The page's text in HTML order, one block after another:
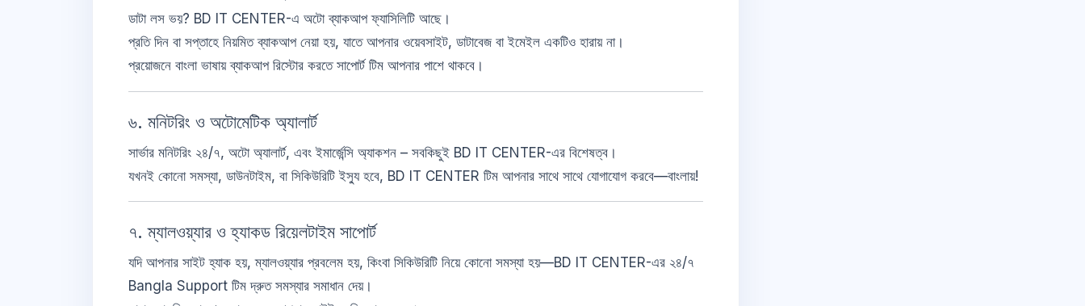
ডাটা লস ভয়? BD IT CENTER-এ অটো ব্যাকআপ ফ্যাসিলিটি আছে।
প্রতি দিন বা সপ্তাহে নিয়মিত ব্যাকআপ নেয়া হয়, যাতে আপনার ওয়েবসাইট, ডাটাবেজ বা ইমেইল একটিও হারায় না।
প্রয়োজনে বাংলা ভাষায় ব্যাকআপ রিস্টোর করতে সাপোর্ট টিম আপনার পাশে থাকবে।
৬. মনিটরিং ও অটোমেটিক অ্যালার্ট
সার্ভার মনিটরিং ২৪/৭, অটো অ্যালার্ট, এবং ইমার্জেন্সি অ্যাকশন – সবকিছুই BD IT CENTER-এর বিশেষত্ব।
যখনই কোনো সমস্যা, ডাউনটাইম, বা সিকিউরিটি ইস্যু হবে, BD IT CENTER টিম আপনার সাথে সাথে যোগাযোগ করবে—বাংলায়!
৭. ম্যালওয়্যার ও হ্যাকড রিয়েলটাইম সাপোর্ট
যদি আপনার সাইট হ্যাক হয়, ম্যালওয়্যার প্রবলেম হয়, কিংবা সিকিউরিটি নিয়ে কোনো সমস্যা হয়—BD IT CENTER-এর ২৪/৭
Bangla Support টিম দ্রুত সমস্যার সমাধান দেয়।